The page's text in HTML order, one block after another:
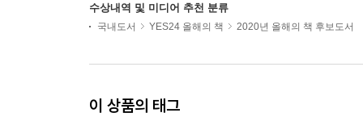
수상내역 및 미디어 추천 분류
국내도서 YES24 올해의 책 2020년 올해의 책 후보도서
이 상품의 태그